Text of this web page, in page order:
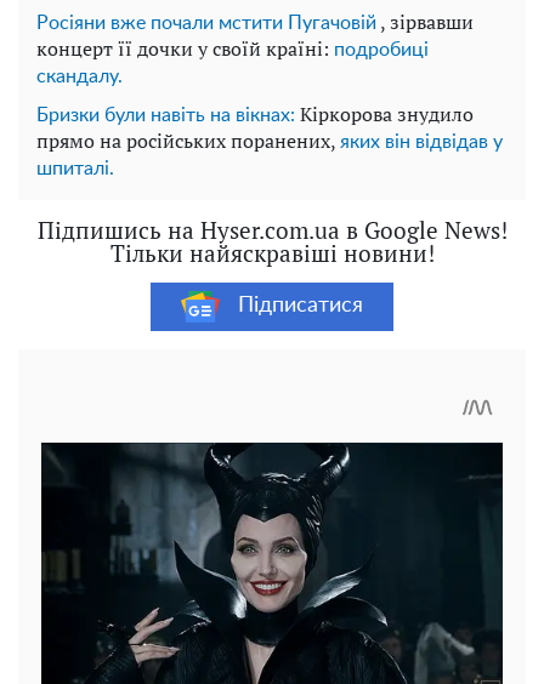
Росіяни вже почали мстити Пугачовій , зірвавши
концерт її дочки у своїй країні: подробиці
скандалу.
Бризки були навіть на вікнах: Кіркорова знудило
прямо на російських поранених, яких він відвідав у
шпиталі.
Підпишись на Hyser.com.ua в Google News!
Тільки найяскравіші новини!
Підписатися